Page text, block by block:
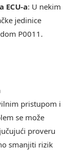
ECU-a: U nekim
jedinice
P0011.
pristupom i
se može
proveru
smanjiti rizik